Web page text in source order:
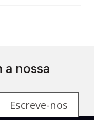
nossa
Escreve-nos